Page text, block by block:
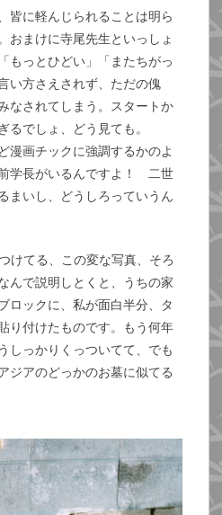
皆に軽んじられることは明ら
おまけに寺尾先生といっしょ
もっとひどい」「またちがっ
い方さえされず、ただの傀
なされてしまう。スタートか
るでしょ、どう見ても。
漫画チックに強調するかのよ
学長がいるんですよ！ 二世
まいし、どうしろっていうん
けてる、この変な写真、そろ
んで説明しとくと、うちの家
ロックに、私が面白半分、タ
り付けたものです。もう何年
しっかりくっついてて、でも
ジアのどっかのお墓に似てる